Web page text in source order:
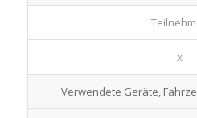
x
Verwendete Geräte,